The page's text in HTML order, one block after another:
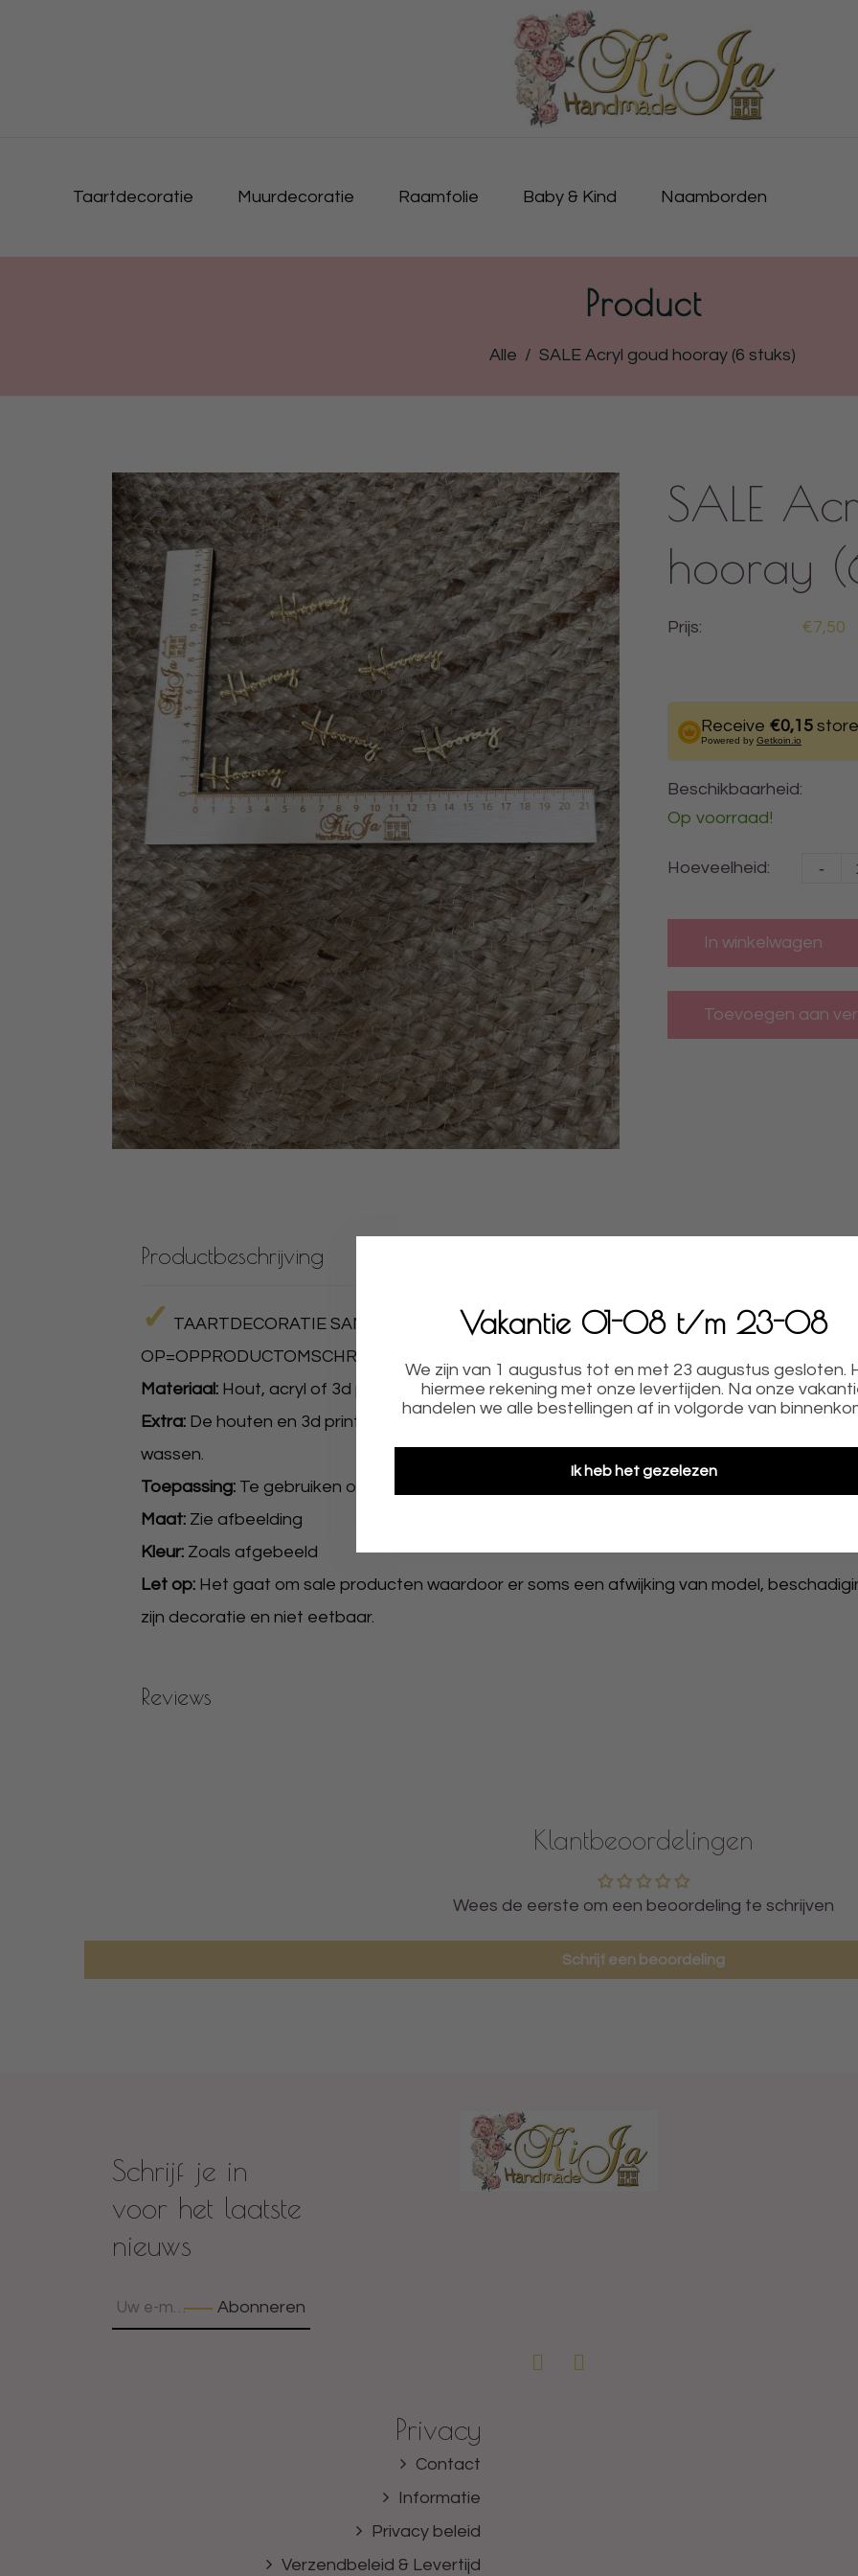
Taartdecoratie Muurdecoratie Raamfolie Baby & Kind Naamborden
Product
Alle / SALE Acryl goud hooray (6 stuks)
SALE
hooray
Prijs: €7,50
Receive €0,15
Powered by Getkoin.io
Beschikbaarheid:
Op voorraad!
Hoeveelheid: -
In winkelwagen
Productbeschrijving
✓ TAARTDECORATIE SAMPLE SALE
NU MET RUIME KORTING OP DE ORIGINELE
OP=OPPRODUCTOMSCHRIJVING
Materiaal: Hout, acryl of 3d print.
Extra: De houten en 3d print toppers zijn klaar voor gebruik de acryl toppers raden we aan
wassen.
Toepassing: Te gebruiken op al uw gebak voor leuke decoratie.
Maat: Zie afbeelding
Kleur: Zoals afgebeeld
Let op: Het gaat om sale producten waardoor er soms een afwijking van model,
zijn decoratie en niet eetbaar.
Reviews
Klantbeoordelingen
Wees de eerste om een beoordeling te schrijven
Schrijf een beoordeling
Schrijf je in
voor het laatste
nieuws
Abonneren
Privacy
Contact
Informatie
Privacy beleid
Verzendbeleid & Levertijd
Vakantie 01-08 t/m 23-08
We zijn van 1 augustus tot en met 23 augustus gesloten.
hiermee rekening met onze levertijden. Na onze
handelen we alle bestellingen af in volgorde van
Ik heb het gezelezen